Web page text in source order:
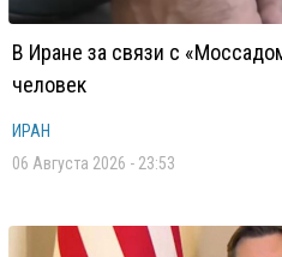
В Иране за связи с
человек
ИРАН
06 Августа 2026 - 23:53